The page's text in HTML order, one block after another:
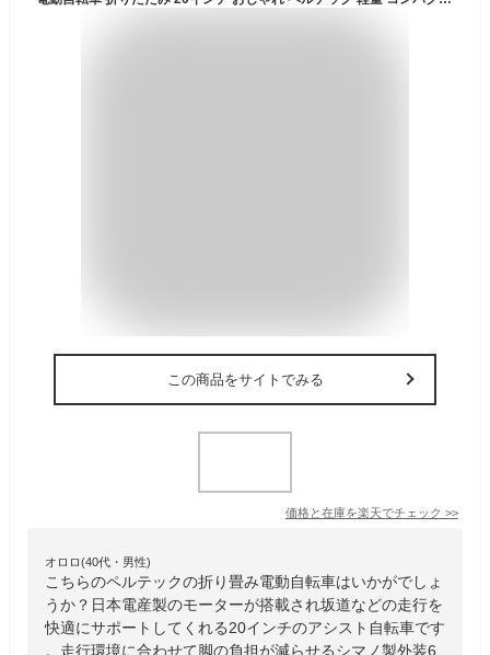
この商品をサイトでみる
価格と在庫を楽天でチェック >>
オロロ(40代・男性)
こちらのペルテックの折り畳み電動自転車はいかがでしょ
うか？日本電産製のモーターが搭載され坂道などの走行を
快適にサポートしてくれる20インチのアシスト自転車です
。走行環境に合わせて脚の負担が減らせるシマノ製外装6